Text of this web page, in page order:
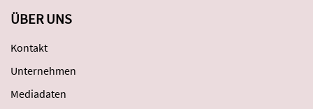
ÜBER UNS
Kontakt
Unternehmen
Mediadaten